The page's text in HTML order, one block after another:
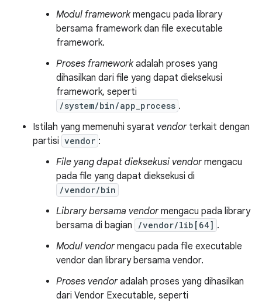
Modul frameworkmengacu pada library
bersama framework dan file executable
framework.
Proses frameworkadalah proses yang
dihasilkan dari file yang dapat dieksekusi
framework, seperti
/system/bin/app_process .
Istilah yang memenuhi syarat vendorterkait dengan
partisi vendor :
File yang dapat dieksekusi vendormengacu
pada file yang dapat dieksekusi di
/vendor/bin
Library bersama vendormengacu pada library
bersama di bagian
/vendor/lib[64] .
Modul vendormengacu pada file executable
vendor dan library bersama vendor.
Proses vendoradalah proses yang dihasilkan
dari Vendor Executable, seperti